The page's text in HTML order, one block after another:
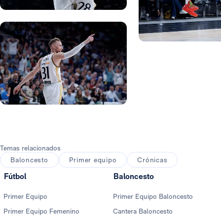
Temas relacionados
Baloncesto
Primer equipo Crónicas
Fútbol
Primer Equipo
Primer Equipo Femenino
Baloncesto
Primer Equipo Baloncesto
Cantera Baloncesto